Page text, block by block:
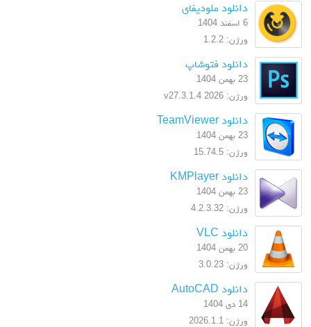
دانلود ملودیفای
6 اسفند 1404
ورژن: 1.2.2
دانلود فتوشاپ
23 بهمن 1404
ورژن: 2026 v27.3.1.4
دانلود TeamViewer
23 بهمن 1404
ورژن: 15.74.5
دانلود KMPlayer
23 بهمن 1404
ورژن: 4.2.3.32
دانلود VLC
20 بهمن 1404
ورژن: 3.0.23
دانلود AutoCAD
14 دی 1404
ورژن: 2026.1.1